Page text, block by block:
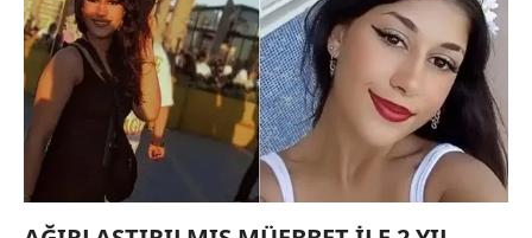
için Ayarlar butonuna tıklayabilir,Çerez Bilgilendirme
Metnimiziziyaret edebilirsiniz.
6698 sayılı Kişisel Verilerin Korunması Kanunu uyarınca
hazırlanmış Aydınlatma Metnimizi okumak ve sitemizde
ilgili mevzuata uygun olarak kullanılan çerezlerle ilgili bilgi
almak için lütfen
tıklayınız